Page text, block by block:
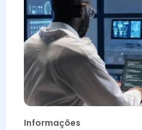
Informações